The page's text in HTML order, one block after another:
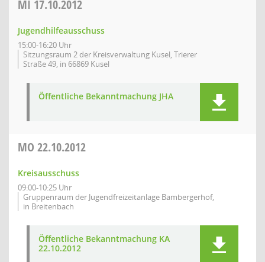
MI 17.10.2012
Jugendhilfeausschuss
15:00-16:20 Uhr
Sitzungsraum 2 der Kreisverwaltung Kusel, Trierer
Straße 49, in 66869 Kusel
Öffentliche Bekanntmachung JHA
MO 22.10.2012
Kreisausschuss
09:00-10:25 Uhr
Gruppenraum der Jugendfreizeitanlage Bambergerhof,
in Breitenbach
Öffentliche Bekanntmachung KA
22.10.2012